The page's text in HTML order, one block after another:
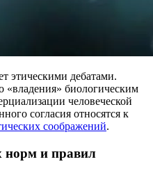
этическими дебатами.
«владения» биологическим
человеческой
согласия относятся к
соображений.
норм и правил